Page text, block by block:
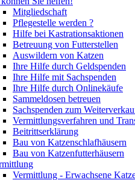
Mitgliedschaft
Pflegestelle werden ?
Hilfe bei Kastrationsaktionen
Betreuung von Futterstellen
Auswildern von Katzen
Ihre Hilfe durch Geldspenden
Ihre Hilfe mit Sachspenden
Ihre Hilfe durch Onlinekäufe
Sammeldosen betreuen
Sachspenden zum
Vermittlungsverfahren und
Beitrittserklärung
Bau von Katzenschlafhäusern
Bau von Katzenfutterhäusern
Vermittlung - Erwachsene